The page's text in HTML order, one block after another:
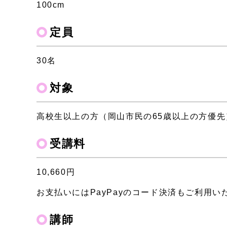
100cm
定員
30名
対象
高校生以上の方（岡山市民の65歳以上の方優先
受講料
10,660円
お支払いにはPayPayのコード決済もご利用い
講師